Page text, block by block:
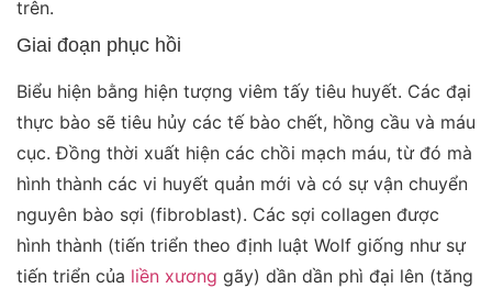
trên.
Giai đoạn phục hồi
Biểu hiện bằng hiện tượng viêm tấy tiêu huyết. Các đại
thực bào sẽ tiêu hủy các tế bào chết, hồng cầu và máu
cục. Đồng thời xuất hiện các chồi mạch máu, từ đó mà
hình thành các vi huyết quản mới và có sự vận chuyển
nguyên bào sợi (fibroblast). Các sợi collagen được
hình thành (tiến triển theo định luật Wolf giống như sự
tiến triển của liền xương gãy) dần dần phì đại lên (tăng